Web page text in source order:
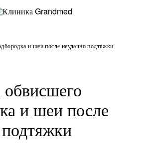
и шеи после неудачно подтяжки
и шеи после